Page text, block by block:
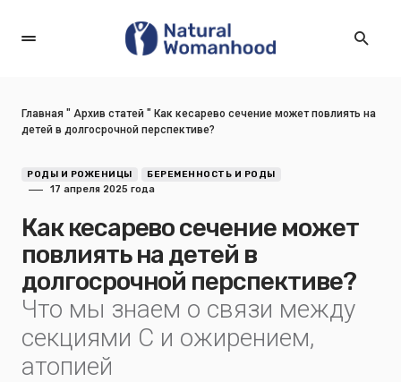
Главная " Архив статей " Как кесарево сечение может повлиять на
детей в долгосрочной перспективе?
РОДЫ И РОЖЕНИЦЫ БЕРЕМЕННОСТЬ И РОДЫ
17 апреля 2025 года
Как кесарево сечение может
повлиять на детей в
долгосрочной перспективе?
Что мы знаем о связи между
секциями С и ожирением,
атопией